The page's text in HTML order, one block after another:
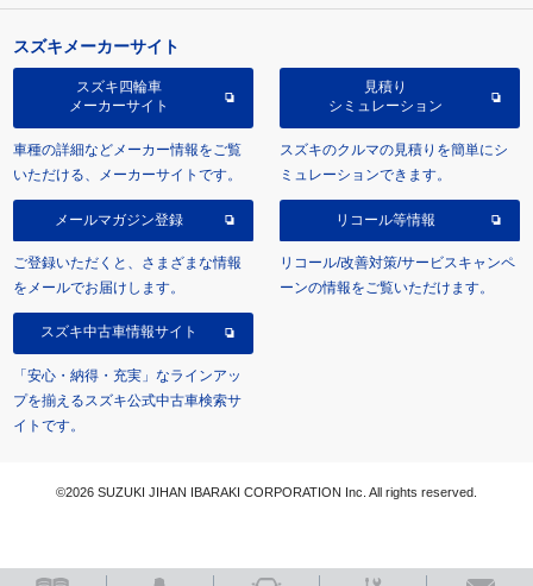
スズキメーカーサイト
スズキ四輪車
メーカーサイト
車種の詳細などメーカー情報をご覧
いただける、メーカーサイトです。
見積り
シミュレーション
スズキのクルマの見積りを簡単にシ
ミュレーションできます。
メールマガジン登録
ご登録いただくと、さまざまな情報
をメールでお届けします。
リコール等情報
リコール/改善対策/サービスキャンペ
ーンの情報をご覧いただけます。
スズキ中古車情報サイト
「安心・納得・充実」なラインアッ
プを揃えるスズキ公式中古車検索サ
イトです。
©2026 SUZUKI JIHAN IBARAKI CORPORATION Inc. All rights reserved.